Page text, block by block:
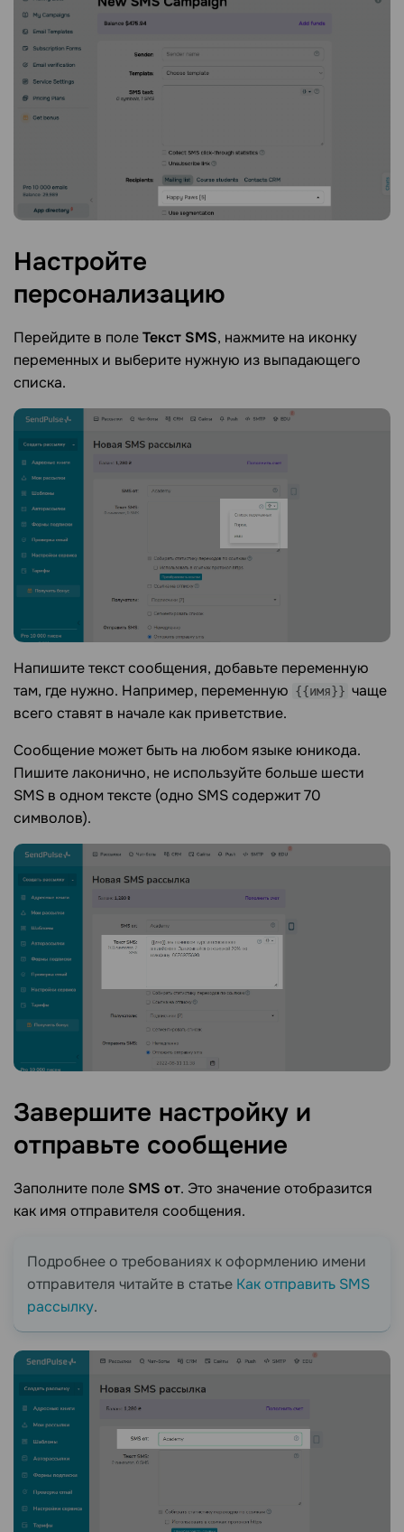
Настройте
персонализацию
Перейдите в полеТекст SMS, нажмите на иконку
переменных и выберите нужную из выпадающего
списка.
Напишите текст сообщения, добавьте переменную
там, где нужно. Например, переменную {{имя}} чаще
всего ставят в начале как приветствие.
Сообщение может быть на любом языке юникода.
Пишите лаконично, не используйте больше шести
SMS в одном тексте (одно SMS содержит 70
символов).
Завершите настройку и
отправьте сообщение
Заполните поле SMS от. Это значение отобразится
как имя отправителя сообщения.
Подробнее о требованиях к оформлению имени
отправителя читайте в статье Как отправить SMS
рассылку.